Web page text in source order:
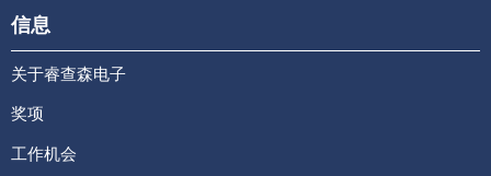
信息
关于睿查森电子
奖项
工作机会